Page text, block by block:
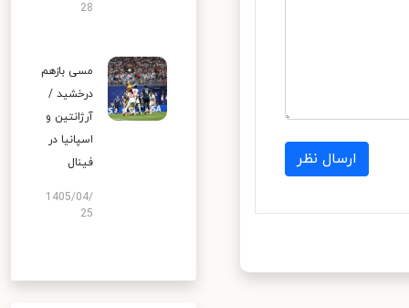
ارسال نظر
28
مسی بازهم
درخشید /
آرژانتین و
اسپانیا در
فینال
1405/04/
25